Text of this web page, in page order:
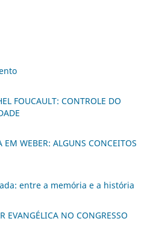
FOUCAULT: CONTROLE DO
WEBER: ALGUNS CONCEITOS
entre a memória e a história
EVANGÉLICA NO CONGRESSO